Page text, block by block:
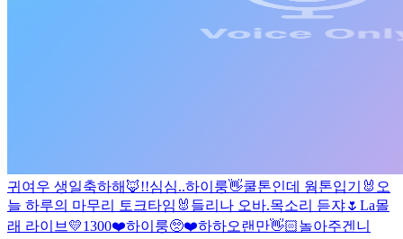
귀여우 생일축하해🦊!!심심..하이룽👋쿨톤인데 웜톤입기 🐰오
늘 하루의 마무리 토크타임🐰 들리나 오바.목소리 듣쟈🌷 La몰
래 라이브 💛1300❤️하이룽🥺❤️하하오랜만👋🏻놀아주겐니